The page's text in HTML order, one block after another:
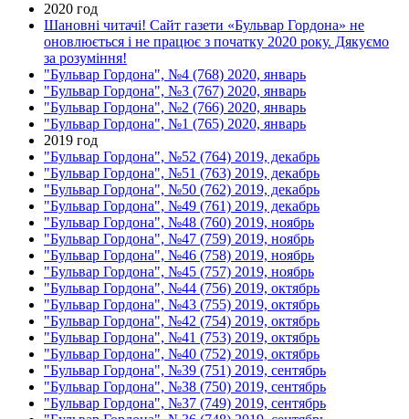
2020 год
Шановні читачі! Сайт газети «Бульвар Гордона» не
оновлюється і не працює з початку 2020 року. Дякуємо
за розуміння!
"Бульвар Гордона", №4 (768) 2020, январь
"Бульвар Гордона", №3 (767) 2020, январь
"Бульвар Гордона", №2 (766) 2020, январь
"Бульвар Гордона", №1 (765) 2020, январь
2019 год
"Бульвар Гордона", №52 (764) 2019, декабрь
"Бульвар Гордона", №51 (763) 2019, декабрь
"Бульвар Гордона", №50 (762) 2019, декабрь
"Бульвар Гордона", №49 (761) 2019, декабрь
"Бульвар Гордона", №48 (760) 2019, ноябрь
"Бульвар Гордона", №47 (759) 2019, ноябрь
"Бульвар Гордона", №46 (758) 2019, ноябрь
"Бульвар Гордона", №45 (757) 2019, ноябрь
"Бульвар Гордона", №44 (756) 2019, октябрь
"Бульвар Гордона", №43 (755) 2019, октябрь
"Бульвар Гордона", №42 (754) 2019, октябрь
"Бульвар Гордона", №41 (753) 2019, октябрь
"Бульвар Гордона", №40 (752) 2019, октябрь
"Бульвар Гордона", №39 (751) 2019, сентябрь
"Бульвар Гордона", №38 (750) 2019, сентябрь
"Бульвар Гордона", №37 (749) 2019, сентябрь